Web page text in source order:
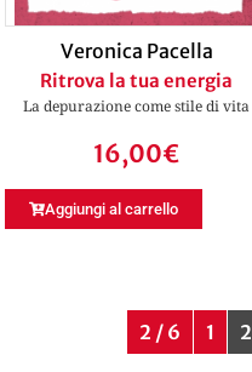
Veronica Pacella
Ritrova la tua energia
La depurazione come stile di vita
16,00€
Aggiungi al carrello
2 / 6 1 2